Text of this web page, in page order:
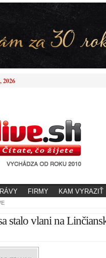
2026
FIRMY KAM VYRAZIŤ
stalo vlani na
oddelenia PZ